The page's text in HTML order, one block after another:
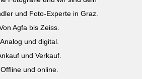
und Foto-Experte in Graz.
Agfa bis Zeiss.
Analog und digital.
und Verkauf.
Offline und online.